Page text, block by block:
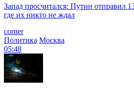
Запад просчитался: Путин отправил
где их никто не ждал
corner
Политика Москва
05:48